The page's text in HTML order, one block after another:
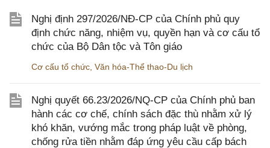
Nghị định 297/2026/NĐ-CP của Chính phủ quy
định chức năng, nhiệm vụ, quyền hạn và cơ cấu tổ
chức của Bộ Dân tộc và Tôn giáo
Cơ cấu tổ chức Văn hóa-Thể thao-Du lịch
Nghị quyết 66.23/2026/NQ-CP của Chính phủ ban
hành các cơ chế, chính sách đặc thù nhằm xử lý
khó khăn, vướng mắc trong pháp luật về phòng,
chống rửa tiền nhằm đáp ứng yêu cầu cấp bách